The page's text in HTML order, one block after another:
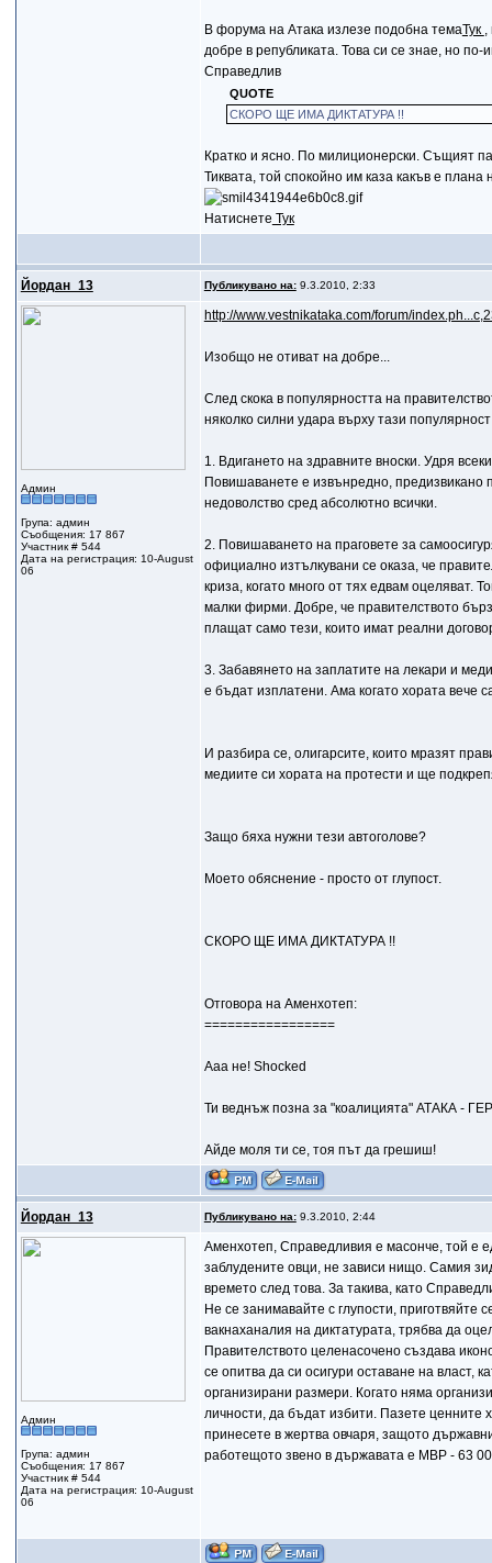
В форума на Атака излезе подобна темаТук ,
добре в републиката. Това си се знае, но
Справедлив
QUOTE
СКОРО ЩЕ ИМА ДИКТАТУРА !!
Кратко и ясно. По милиционерски. Същият
Тиквата, той спокойно им каза какъв е
Натиснете Тук
Йордан_13 Публикувано на:9.3.2010, 2:33
Админ
Група: админ
Съобщения: 17 867
Участник # 544
Дата на регистрация: 10-August
06
http://www.vestnikataka.com/forum/
Изобщо не отиват на добре...
След скока в популярността на
няколко силни удара върху тази
1. Вдигането на здравните вноски. Удря
Повишаванете е извънредно, предизвикано
недоволство сред абсолютно всички.
2. Повишаването на праговете за
официално изтълкувани се оказа, че
криза, когато много от тях едвам оцеляват.
малки фирми. Добре, че правителството
плащат само тези, които имат реални
3. Забавянето на заплатите на лекари и
е бъдат изплатени. Ама когато хората вече
И разбира се, олигарсите, които мразят
медиите си хората на протести и ще
Защо бяха нужни тези автоголове?
Моето обяснение - просто от глупост.
СКОРО ЩЕ ИМА ДИКТАТУРА !!
Отговора на Аменхотеп:
=================
Ааа не! Shocked
Ти веднъж позна за "коалицията" АТАКА -
Айде моля ти се, тоя път да грешиш!
Йордан_13 Публикувано на:9.3.2010, 2:44
Админ
Група: админ
Съобщения: 17 867
Участник # 544
Дата на регистрация: 10-August
06
Аменхотеп, Справедливия е масонче, той е
заблудените овци, не зависи нищо. Самия
времето след това. За такива, като
Не се занимавайте с глупости,
вакнаханалия на диктатурата, трябва да
Правителството целенасочено създава
се опитва да си осигури оставане на власт,
организирани размери. Когато няма
личности, да бъдат избити. Пазете ценните
принесете в жертва овчаря, защото
работещото звено в държавата е МВР - 63